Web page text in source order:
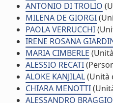
ANTONIO DI TROLIO
MILENA DE GIORGI
PAOLA VERRUCCHI
IRENE ROSANA
MARIA CIMBERLE
ALESSIO RECATI
ALOKE KANJILAL(Unità
CHIARA MENOTTI
ALESSANDRO BRAGGIO